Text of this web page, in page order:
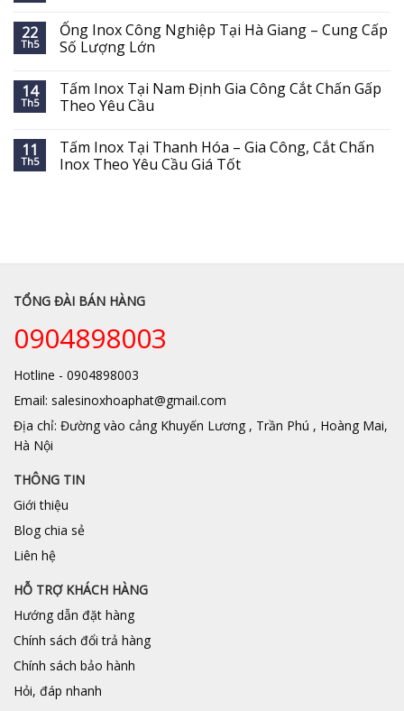
22
Th5
Ống Inox Công Nghiệp Tại Hà Giang – Cung Cấp
Số Lượng Lớn
14
Th5
Tấm Inox Tại Nam Định Gia Công Cắt Chấn Gấp
Theo Yêu Cầu
11
Th5
Tấm Inox Tại Thanh Hóa – Gia Công, Cắt Chấn
Inox Theo Yêu Cầu Giá Tốt
TỔNG ĐÀI BÁN HÀNG
0904898003
Hotline - 0904898003
Email: salesinoxhoaphat@gmail.com
Địa chỉ: Đường vào cảng Khuyến Lương , Trần Phú , Hoàng Mai,
Hà Nội
THÔNG TIN
Giới thiệu
Blog chia sẻ
Liên hệ
HỖ TRỢ KHÁCH HÀNG
Hướng dẫn đặt hàng
Chính sách đổi trả hàng
Chính sách bảo hành
Hỏi, đáp nhanh